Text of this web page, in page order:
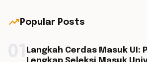
trending_up Popular Posts
Langkah Cerdas Masuk UI: